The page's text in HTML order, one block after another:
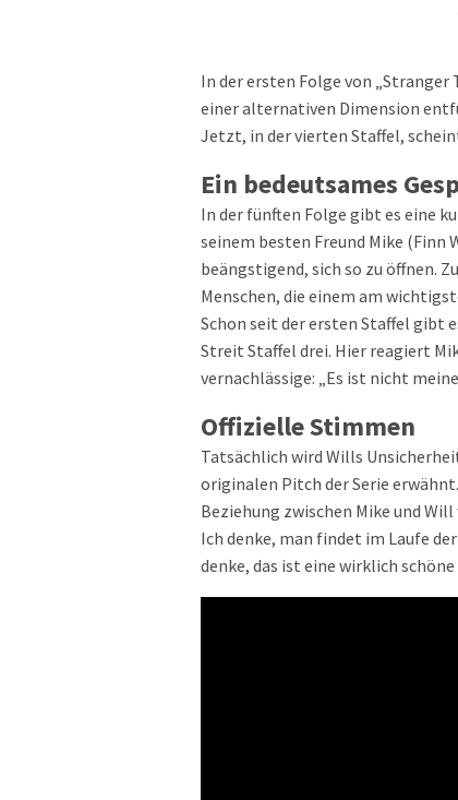
In der ersten Folge von „Stranger
einer alternativen Dimension
Jetzt, in der vierten Staffel,
Ein bedeutsames
In der fünften Folge gibt es eine
seinem besten Freund Mike (Finn
beängstigend, sich so zu öffnen.
Menschen, die einem am
Schon seit der ersten Staffel gibt
Streit Staffel drei. Hier reagiert
vernachlässige: „Es ist nicht
Offizielle Stimmen
Tatsächlich wird Wills
originalen Pitch der Serie erwähnt.
Beziehung zwischen Mike und
Ich denke, man findet im Laufe
denke, das ist eine wirklich schöne